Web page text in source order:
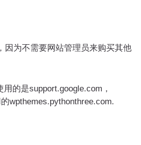
为不需要网站管理员来购买其他
的是support.google.com，
wpthemes.pythonthree.com.